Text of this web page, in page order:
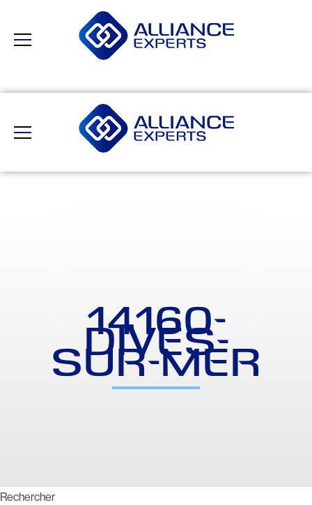
14160-
DIVES-
SUR-MER
Rechercher